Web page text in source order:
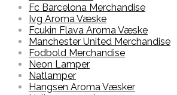
Fc Barcelona Merchandise
Ivg Aroma Væske
Fcukin Flava Aroma Væske
Manchester United Merchandise
Fodbold Merchandise
Neon Lamper
Natlamper
Hangsen Aroma Væsker